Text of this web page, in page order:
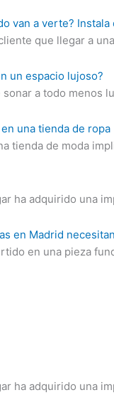
van a verte?
que llegar a
un espacio lujoso?
sonar a todo
una tienda de ropa
tienda de moda
ha adquirido una
en Madrid
en una pieza
ha adquirido una